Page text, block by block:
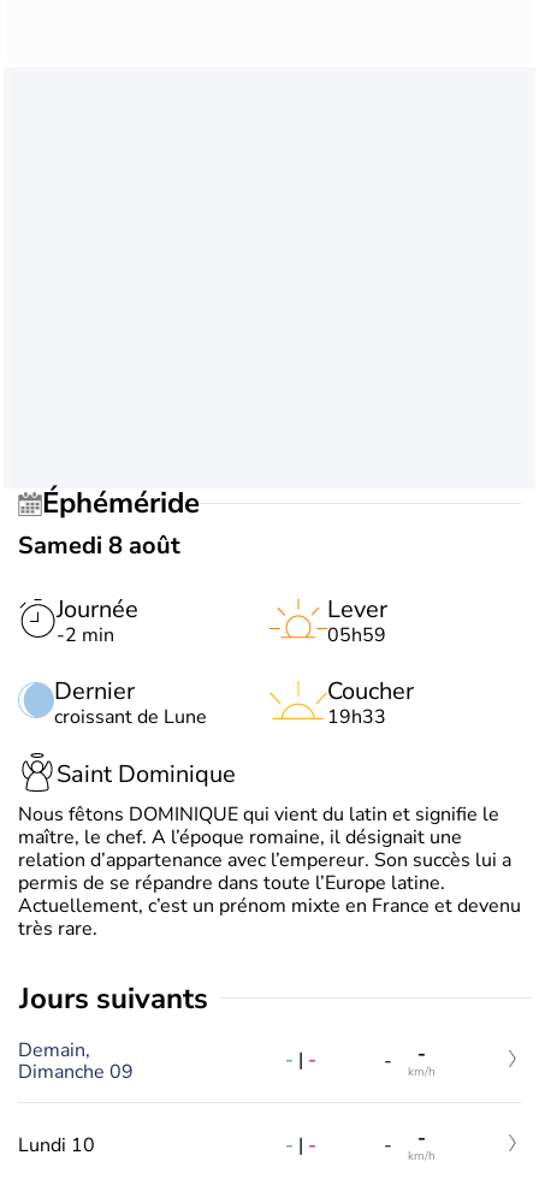
Éphéméride
Samedi 8 août
Journée
-2 min
Dernier
croissant de Lune
Lever
05h59
Coucher
19h33
Saint Dominique
Nous fêtons DOMINIQUE qui vient du latin et signifie le
maître, le chef. A l’époque romaine, il désignait une
relation d’appartenance avec l’empereur. Son succès lui a
permis de se répandre dans toute l’Europe latine.
Actuellement, c’est un prénom mixte en France et devenu
très rare.
jours suivants
Demain,
Dimanche 09
- | - - -
km/h
Lundi 10 - | - - -
km/h